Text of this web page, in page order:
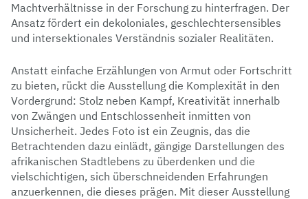
Machtverhältnisse in der Forschung zu hinterfragen. Der
Ansatz fördert ein dekoloniales, geschlechtersensibles
und intersektionales Verständnis sozialer Realitäten.
Anstatt einfache Erzählungen von Armut oder Fortschritt
zu bieten, rückt die Ausstellung die Komplexität in den
Vordergrund: Stolz neben Kampf, Kreativität innerhalb
von Zwängen und Entschlossenheit inmitten von
Unsicherheit. Jedes Foto ist ein Zeugnis, das die
Betrachtenden dazu einlädt, gängige Darstellungen des
afrikanischen Stadtlebens zu überdenken und die
vielschichtigen, sich überschneidenden Erfahrungen
anzuerkennen, die dieses prägen. Mit dieser Ausstellung